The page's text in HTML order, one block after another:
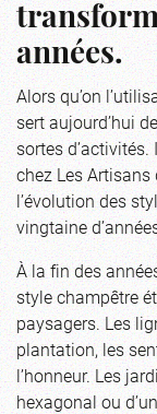
années.
Alors qu’on
sert aujourd’hui
sortes
chez Les Artisans
l’évolution des
vingtaine
À la fin des
style champêtre
paysagers. Les
plantation, les
l’honneur. Les
hexagonal ou